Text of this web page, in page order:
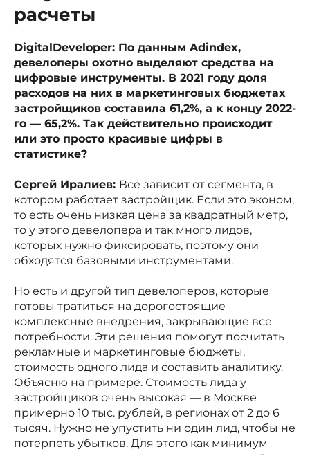
расчеты
DigitalDeveloper: По данным Adindex,
девелоперы охотно выделяют средства на
цифровые инструменты. В 2021 году доля
расходов на них в маркетинговых бюджетах
застройщиков составила 61,2%, а к концу 2022-
го — 65,2%. Так действительно происходит
или это просто красивые цифры в
статистике?
Сергей Иралиев: Всё зависит от сегмента, в
котором работает застройщик. Если это эконом,
то есть очень низкая цена за квадратный метр,
то у этого девелопера и так много лидов,
которых нужно фиксировать, поэтому они
обходятся базовыми инструментами.
Но есть и другой тип девелоперов, которые
готовы тратиться на дорогостоящие
комплексные внедрения, закрывающие все
потребности. Эти решения помогут посчитать
рекламные и маркетинговые бюджеты,
стоимость одного лида и составить аналитику.
Объясню на примере. Стоимость лида у
застройщиков очень высокая — в Москве
примерно 10 тыс. рублей, в регионах от 2 до 6
тысяч. Нужно не упустить ни один лид, чтобы не
потерпеть убытков. Для этого как минимум